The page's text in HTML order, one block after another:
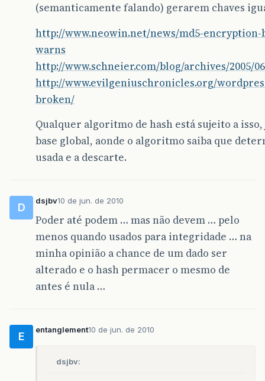
(semanticamente falando) gerarem chaves
http://www.neowin.net/news/md5-
warns
http://www.schneier.com/blog/archives/2005/
http://www.evilgeniuschronicles.org/
broken/
Qualquer algoritmo de hash está sujeito a
base global, aonde o algoritmo saiba que
usada e a descarte.
D
dsjbv10 de jun. de 2010
Poder até podem … mas não devem … pelo
menos quando usados para integridade … na
minha opinião a chance de um dado ser
alterado e o hash permacer o mesmo de
antes é nula …
E
entanglement10 de jun. de 2010
dsjbv: